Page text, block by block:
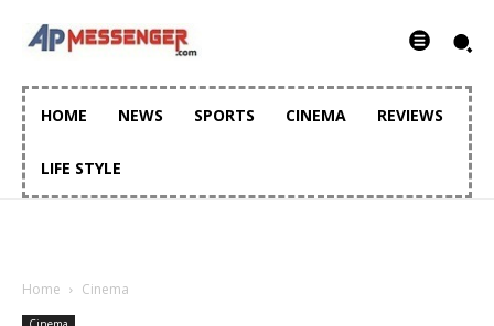
HOME NEWS SPORTS CINEMA REVIEWS
LIFE STYLE
Home Cinema